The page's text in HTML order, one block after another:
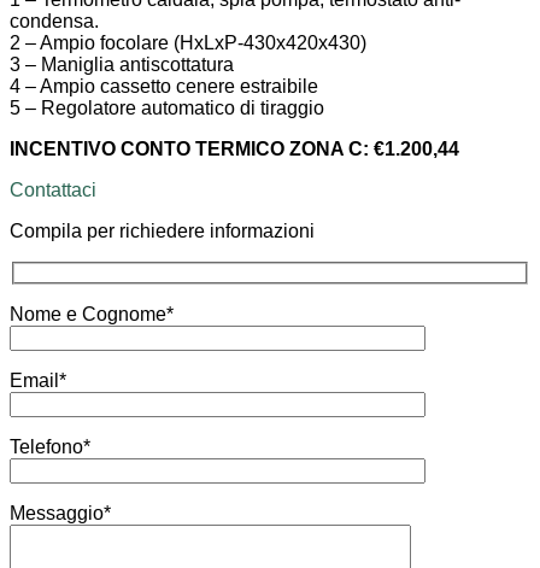
condensa.
2 – Ampio focolare (HxLxP-430x420x430)
3 – Maniglia antiscottatura
4 – Ampio cassetto cenere estraibile
5 – Regolatore automatico di tiraggio
INCENTIVO CONTO TERMICO ZONA C: €1.200,44
Contattaci
Compila per richiedere informazioni
Nome e Cognome*
Email*
Telefono*
Messaggio*